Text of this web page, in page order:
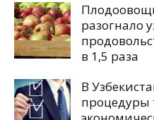
разогнало
в 1,5 раза
В
процедуры